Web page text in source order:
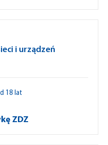
i urządzeń
18 lat
ZDZ